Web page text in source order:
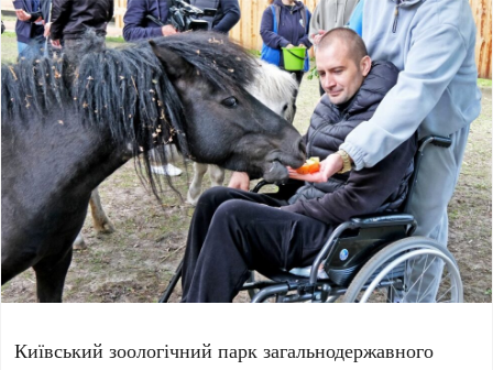
Київський зоологічний парк загальнодержавного